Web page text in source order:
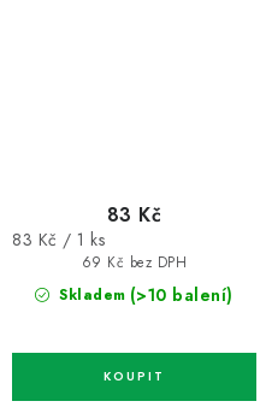
Skladem (>10 balení)
69 Kč bez DPH
83 Kč
Měrná
83 Kč / 1 ks